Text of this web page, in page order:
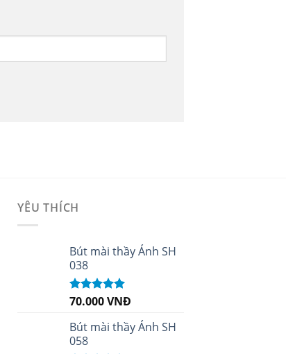
YÊU THÍCH
Bút mài thầy Ánh SH
038
Được xếp
sao
70.000VNĐ
Bút mài thầy Ánh SH
058